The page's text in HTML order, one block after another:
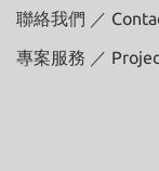
聯絡我們 ／
專案服務 ／